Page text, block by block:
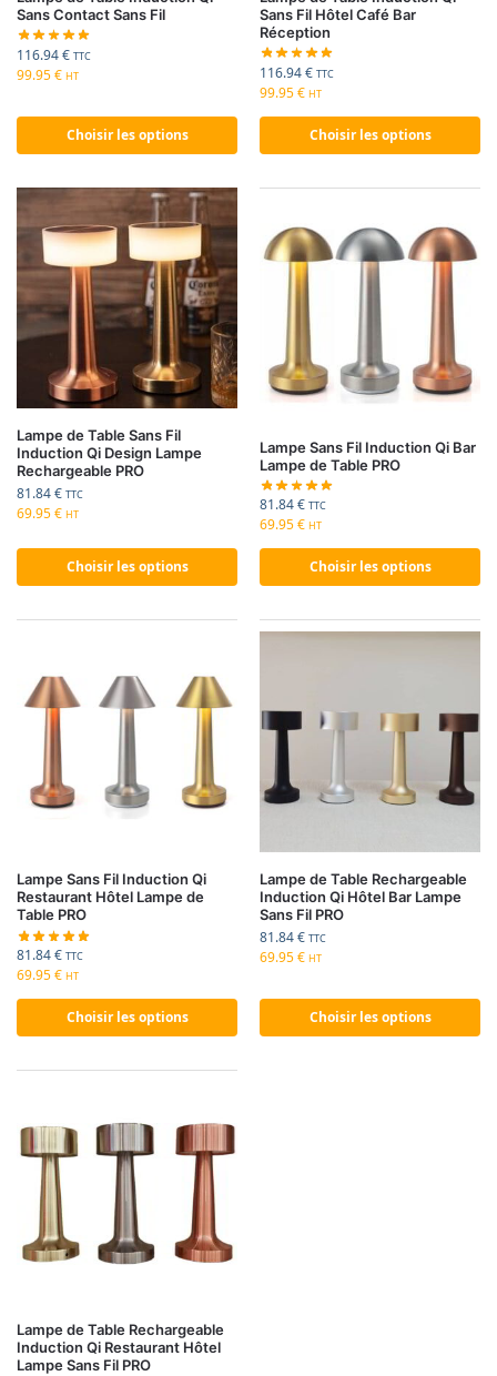
Sans Contact Sans Fil
116.94€ TTC
99.95€ HT
Choisir les options
Sans Fil Hôtel Café Bar
Réception
116.94€ TTC
99.95€ HT
Choisir les options
Lampe de Table Sans Fil
Induction Qi Design Lampe
Rechargeable PRO
81.84€ TTC
69.95€ HT
Choisir les options
Lampe Sans Fil Induction Qi Bar
Lampe de Table PRO
81.84€ TTC
69.95€ HT
Choisir les options
Lampe Sans Fil Induction Qi
Restaurant Hôtel Lampe de
Table PRO
81.84€ TTC
69.95€ HT
Choisir les options
Lampe de Table Rechargeable
Induction Qi Hôtel Bar Lampe
Sans Fil PRO
81.84€ TTC
69.95€ HT
Choisir les options
Lampe de Table Rechargeable
Induction Qi Restaurant Hôtel
Lampe Sans Fil PRO